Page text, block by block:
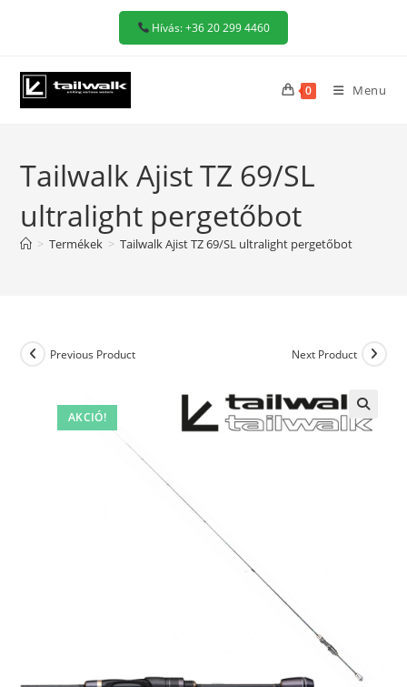
Hívás: +36 20 299 4460
0 Menu
Tailwalk Ajist TZ 69/SL
ultralight pergetőbot
> Termékek > Tailwalk Ajist TZ 69/SL ultralight pergetőbot
AKCIÓ!
Previous Product Next Product